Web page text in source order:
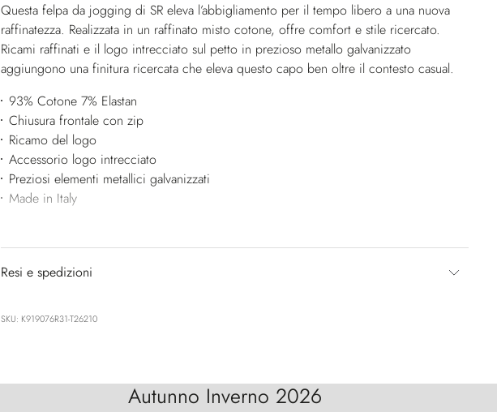
Questa felpa da jogging di SR eleva l’abbigliamento per il tempo libero a una nuova
raffinatezza. Realizzata in un raffinato misto cotone, offre comfort e stile ricercato.
Ricami raffinati e il logo intrecciato sul petto in prezioso metallo galvanizzato
aggiungono una finitura ricercata che eleva questo capo ben oltre il contesto casual.
93% Cotone 7% Elastan
Chiusura frontale con zip
Ricamo del logo
Accessorio logo intrecciato
Preziosi elementi metallici galvanizzati
Made in Italy
Resi e spedizioni
SKU: K919076R31-T26210
Autunno Inverno 2026